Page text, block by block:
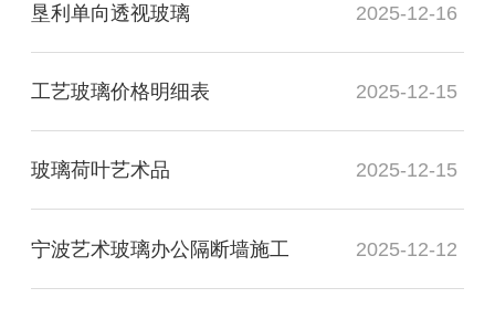
垦利单向透视玻璃 2025-12-16
工艺玻璃价格明细表 2025-12-15
玻璃荷叶艺术品 2025-12-15
宁波艺术玻璃办公隔断墙施工 2025-12-12